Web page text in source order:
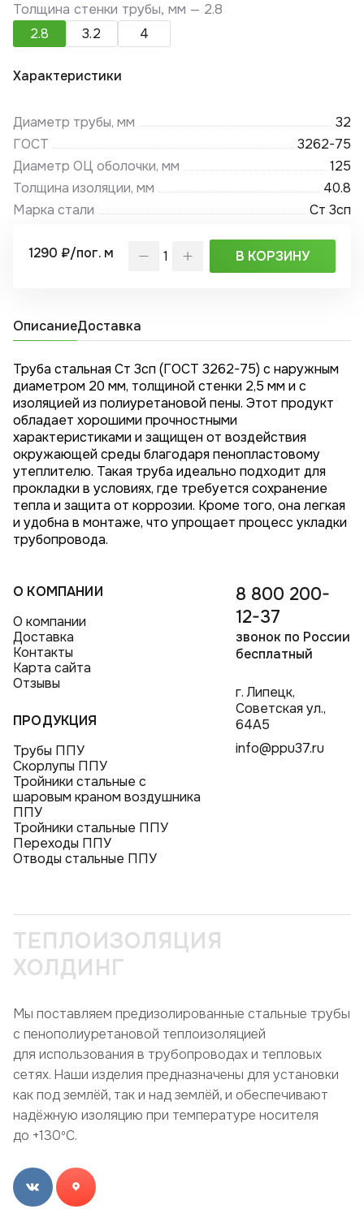
Толщина стенки трубы, мм — 2.8
2.8
3.2 4
Характеристики
Диаметр трубы, мм
32
ГОСТ
3262-75
Диаметр ОЦ оболочки, мм
125
Толщина изоляции, мм
40.8
Марка стали
Ст 3сп
1290 ₽/пог. м В КОРЗИНУ
ОписаниеДоставка
Труба стальная Ст 3сп (ГОСТ 3262-75) с наружным
диаметром 20 мм, толщиной стенки 2,5 мм и с
изоляцией из полиуретановой пены. Этот продукт
обладает хорошими прочностными
характеристиками и защищен от воздействия
окружающей среды благодаря пенопластовому
утеплителю. Такая труба идеально подходит для
прокладки в условиях, где требуется сохранение
тепла и защита от коррозии. Кроме того, она легкая
и удобна в монтаже, что упрощает процесс укладки
трубопровода.
О КОМПАНИИ
О компании
Доставка
Контакты
Карта сайта
Отзывы
ПРОДУКЦИЯ
Трубы ППУ
Скорлупы ППУ
Тройники стальные с
шаровым краном воздушника
ППУ
Тройники стальные ППУ
Переходы ППУ
Отводы стальные ППУ
8 800 200-
12-37
звонок по России
бесплатный
г. Липецк,
Советская ул.,
64А5
info@ppu37.ru
ТЕПЛОИЗОЛЯЦИЯ
ХОЛДИНГ
Мы поставляем предизолированные стальные трубы
с пенополиуретановой теплоизоляцией
для использования в трубопроводах и тепловых
сетях. Наши изделия предназначены для установки
как под землёй, так и над землёй, и обеспечивают
надёжную изоляцию при температуре носителя
до +130ºC.